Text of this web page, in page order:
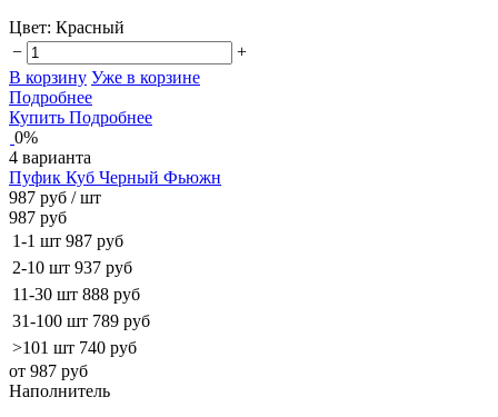
Цвет: Красный
−
+
В корзину Уже в корзине
Подробнее
Купить Подробнее
0%
4 варианта
Пуфик Куб Черный Фьюжн
987 руб / шт
987 руб
1-1 шт 987 руб
2-10 шт 937 руб
11-30 шт 888 руб
31-100 шт 789 руб
>101 шт 740 руб
от 987 руб
Наполнитель